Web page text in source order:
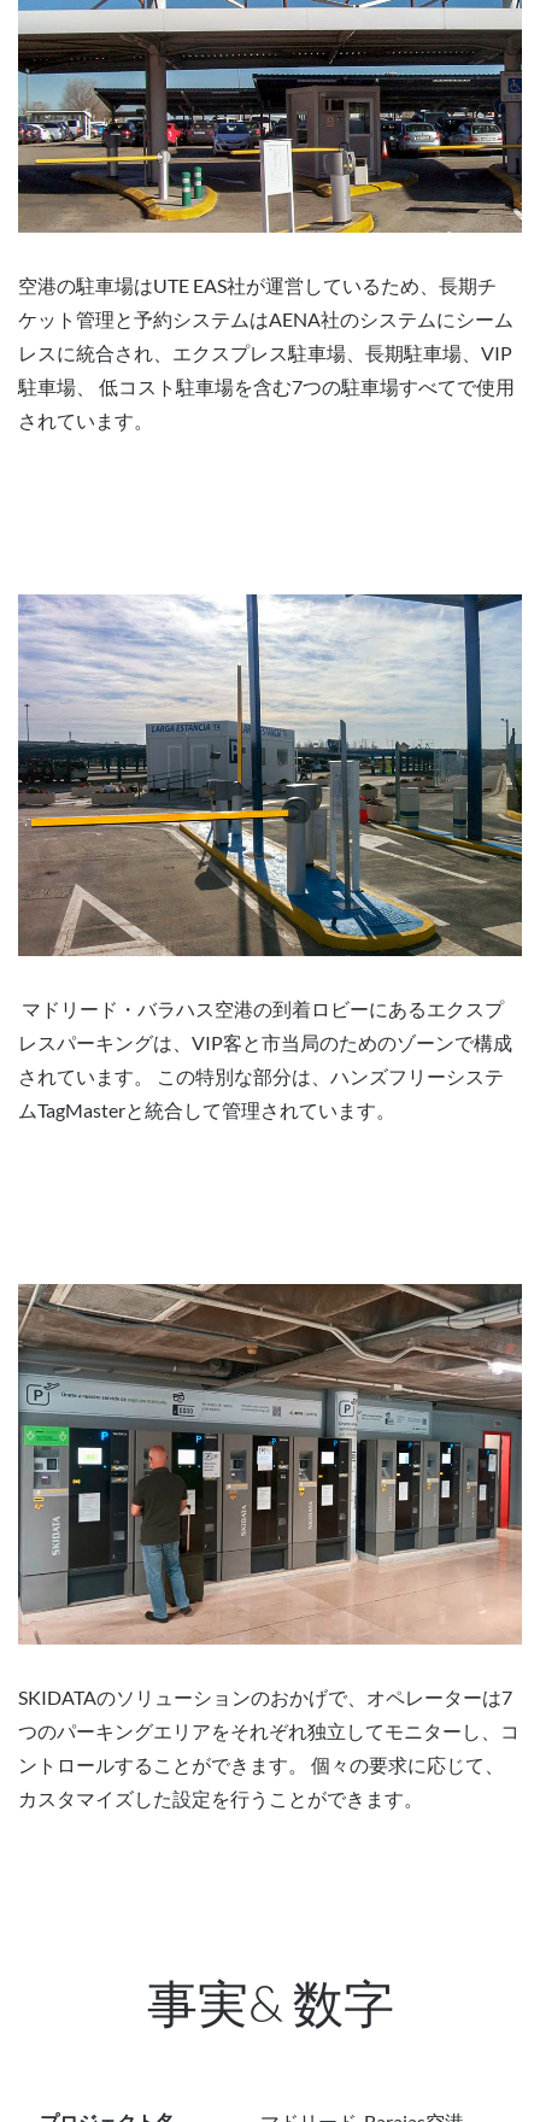
空港の駐車場はUTE EAS社が運営しているため、長期チ
ケット管理と予約システムはAENA社のシステムにシーム
レスに統合され、エクスプレス駐車場、長期駐車場、VIP
駐車場、 低コスト駐車場を含む7つの駐車場すべてで使用
されています。
マドリード・バラハス空港の到着ロビーにあるエクスプ
レスパーキングは、VIP客と市当局のためのゾーンで構成
されています。 この特別な部分は、ハンズフリーシステ
ムTagMasterと統合して管理されています。
SKIDATAのソリューションのおかげで、オペレーターは7
つのパーキングエリアをそれぞれ独立してモニターし、コ
ントロールすることができます。 個々の要求に応じて、
カスタマイズした設定を行うことができます。
事実& 数字